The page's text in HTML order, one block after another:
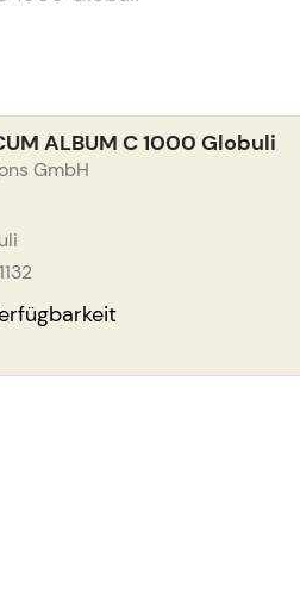
ALBUM C 1000 Globuli
GmbH